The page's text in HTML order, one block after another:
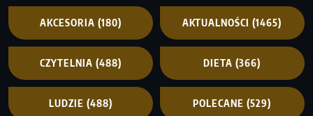
AKCESORIA (180) AKTUALNOŚCI (1465)
CZYTELNIA (488) DIETA (366)
LUDZIE (488) POLECANE (529)